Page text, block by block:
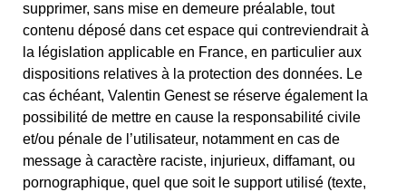
supprimer, sans mise en demeure préalable, tout
contenu déposé dans cet espace qui contreviendrait à
la législation applicable en France, en particulier aux
dispositions relatives à la protection des données. Le
cas échéant, Valentin Genest se réserve également la
possibilité de mettre en cause la responsabilité civile
et/ou pénale de l’utilisateur, notamment en cas de
message à caractère raciste, injurieux, diffamant, ou
pornographique, quel que soit le support utilisé (texte,